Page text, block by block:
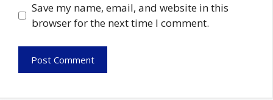
Save my name, email, and website in this
browser for the next time I comment.